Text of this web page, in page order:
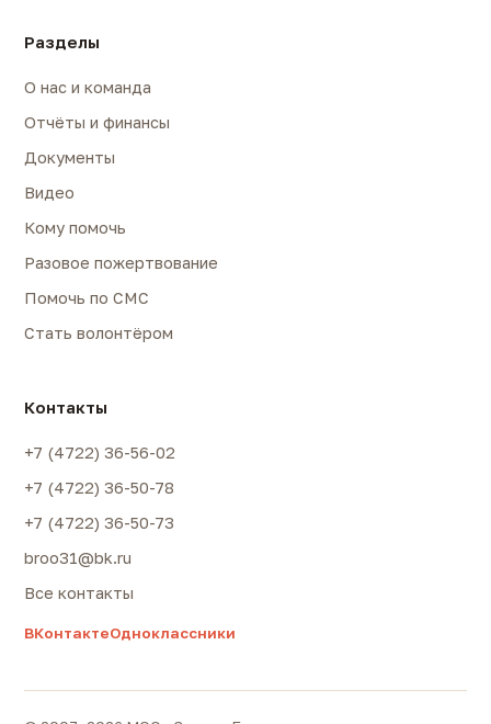
Разделы
О нас и команда
Отчёты и финансы
Документы
Видео
Кому помочь
Разовое пожертвование
Помочь по СМС
Стать волонтёром
Контакты
+7 (4722) 36-56-02
+7 (4722) 36-50-78
+7 (4722) 36-50-73
broo31@bk.ru
Все контакты
ВКонтактеОдноклассники